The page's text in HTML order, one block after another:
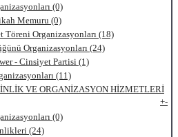
(0)
Memuru (0)
Töreni Organizasyonları (18)
Organizasyonları (24)
- Cinsiyet Partisi (1)
(11)
VE ORGANİZASYON HİZMETLERİ
+-
(0)
(24)